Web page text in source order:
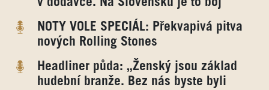
v dodávce. Na Slovensku je to boj
NOTY VOLE SPECIÁL: Překvapivá pitva
nových Rolling Stones
Headliner půda: „Ženský jsou základ
hudební branže. Bez nás byste byli